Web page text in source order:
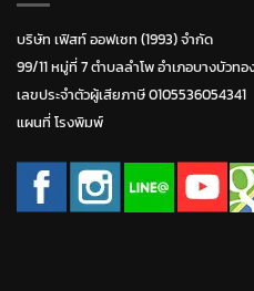
บริษัท เฟิสท์ ออฟเซท (1993) จำกัด
99/11 หมู่ที่ 7 ตำบลลำโพ อำเภอบางบัวทอ
เลขประจำตัวผู้เสียภาษี 0105536054341
แผนที่ โรงพิมพ์